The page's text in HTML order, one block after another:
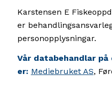
Karstensen E
er
personopplysningar.
Vår databehandlar
er: Mediebruket AS,